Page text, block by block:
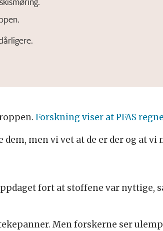
Forskning viser at PFAS
men vi vet at de er der og at
fort at stoffene var nyttige,
Men forskerne ser